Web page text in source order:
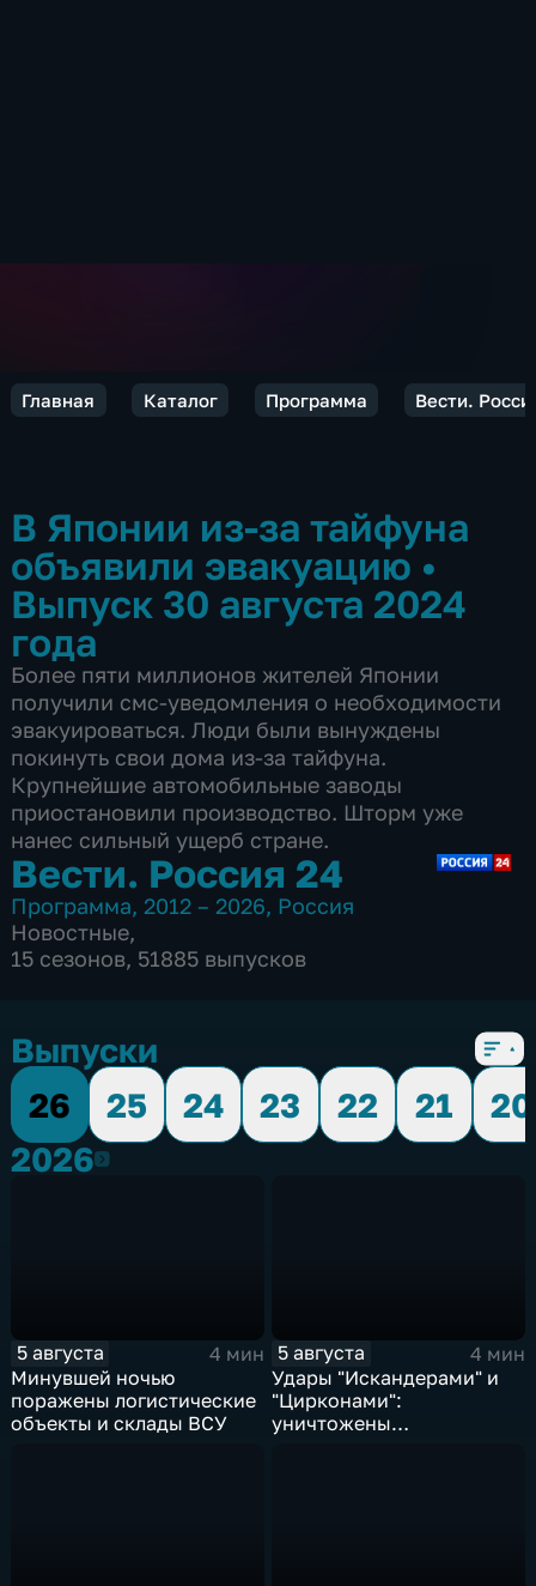
Главная Каталог Программа Вести.
В Японии из-за тайфуна
объявили эвакуацию •
Выпуск 30 августа 2024
года
Более пяти миллионов жителей Японии
получили смс-уведомления о необходимости
эвакуироваться. Люди были вынуждены
покинуть свои дома из-за тайфуна.
Крупнейшие автомобильные заводы
приостановили производство. Шторм уже
нанес сильный ущерб стране.
Вести. Россия 24
Программа, 2012 – 2026, Россия
Новостные,
15 сезонов, 51885 выпусков
Выпуски
26
25 24 23 22 21
20
20262026
5 августа
4 мин
Минувшей ночью
поражены логистические
объекты и склады ВСУ
5 августа
4 мин
Удары "Искандерами" и
"Цирконами":
уничтожены